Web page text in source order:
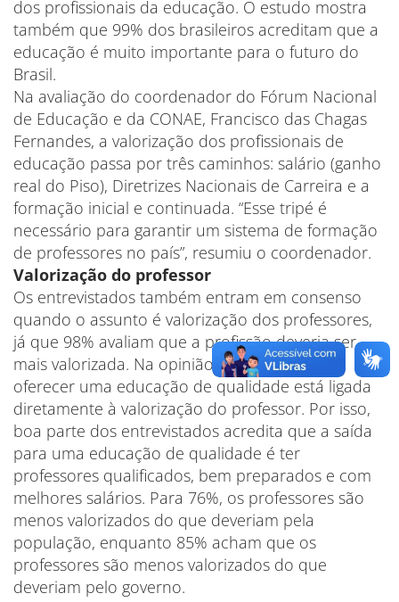
dos profissionais da educação. O estudo mostra
também que 99% dos brasileiros acreditam que a
educação é muito importante para o futuro do
Brasil.
Na avaliação do coordenador do Fórum Nacional
de Educação e da CONAE, Francisco das Chagas
Fernandes, a valorização dos profissionais de
educação passa por três caminhos: salário (ganho
real do Piso), Diretrizes Nacionais de Carreira e a
formação inicial e continuada. “Esse tripé é
necessário para garantir um sistema de formação
de professores no país”, resumiu o coordenador.
Valorização do professor
Os entrevistados também entram em consenso
quando o assunto é valorização dos professores,
já que 98% avaliam que a profissão deveria ser
mais valorizada. Na opinião dos brasileiros,
oferecer uma educação de qualidade está ligada
diretamente à valorização do professor. Por isso,
boa parte dos entrevistados acredita que a saída
para uma educação de qualidade é ter
professores qualificados, bem preparados e com
melhores salários. Para 76%, os professores são
menos valorizados do que deveriam pela
população, enquanto 85% acham que os
professores são menos valorizados do que
deveriam pelo governo.